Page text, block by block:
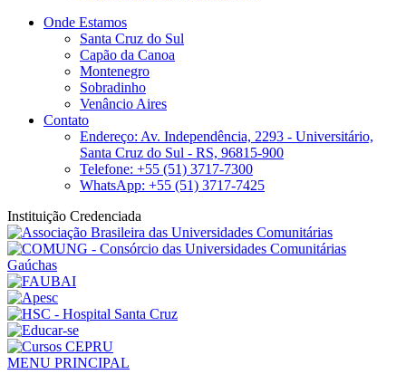
Onde Estamos
Santa Cruz do Sul
Capão da Canoa
Montenegro
Sobradinho
Venâncio Aires
Contato
Endereço: Av. Independência, 2293 - Universitário,
Santa Cruz do Sul - RS, 96815-900
Telefone: +55 (51) 3717-7300
WhatsApp: +55 (51) 3717-7425
Instituição Credenciada
MENU PRINCIPAL